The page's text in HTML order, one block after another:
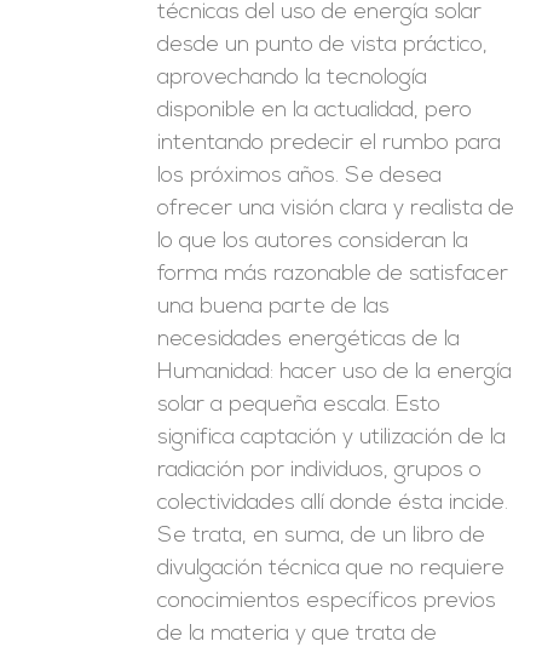
técnicas del uso de energía solar
desde un punto de vista práctico,
aprovechando la tecnología
disponible en la actualidad, pero
intentando predecir el rumbo para
los próximos años. Se desea
ofrecer una visión clara y realista de
lo que los autores consideran la
forma más razonable de satisfacer
una buena parte de las
necesidades energéticas de la
Humanidad: hacer uso de la energía
solar a pequeña escala. Esto
significa captación y utilización de la
radiación por individuos, grupos o
colectividades allí donde ésta incide.
Se trata, en suma, de un libro de
divulgación técnica que no requiere
conocimientos específicos previos
de la materia y que trata de